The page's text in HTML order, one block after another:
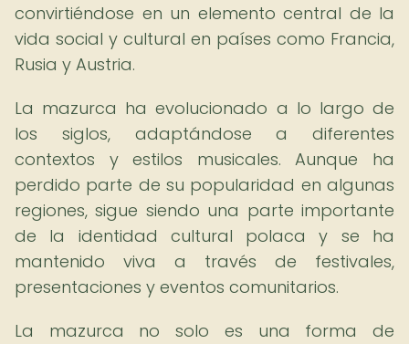
convirtiéndose en un elemento central de la
vida social y cultural en países como Francia,
Rusia y Austria.
La mazurca ha evolucionado a lo largo de
los siglos, adaptándose a diferentes
contextos y estilos musicales. Aunque ha
perdido parte de su popularidad en algunas
regiones, sigue siendo una parte importante
de la identidad cultural polaca y se ha
mantenido viva a través de festivales,
presentaciones y eventos comunitarios.
La mazurca no solo es una forma de